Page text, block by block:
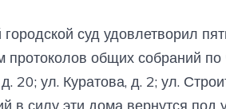
суд удовлетворил
протоколов общих собраний
20; ул. Куратова, д. 2; ул.